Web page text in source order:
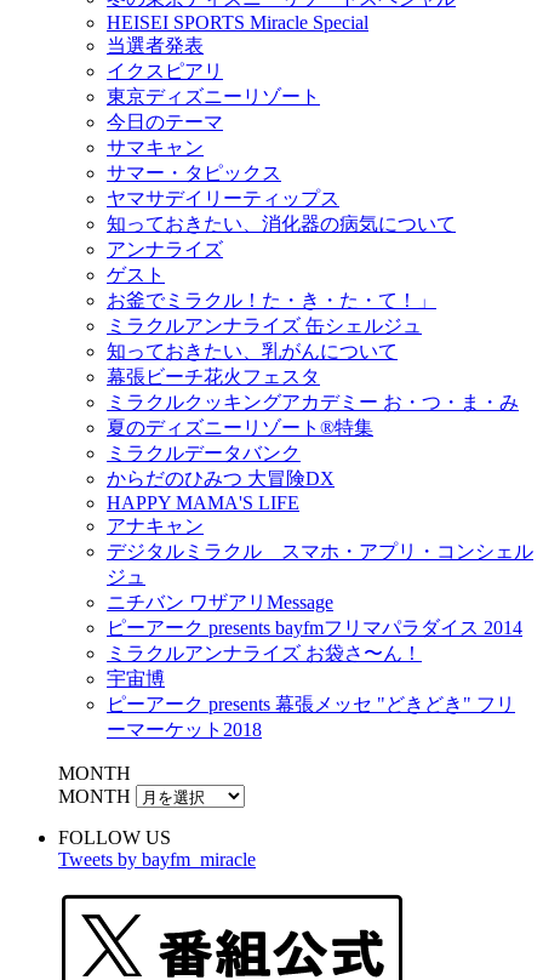
HEISEI SPORTS Miracle Special
当選者発表
イクスピアリ
東京ディズニーリゾート
今日のテーマ
サマキャン
サマー・タピックス
ヤマサデイリーティップス
知っておきたい、消化器の病気について
アンナライズ
ゲスト
お釜でミラクル！た・き・た・て！」
ミラクルアンナライズ 缶シェルジュ
知っておきたい、乳がんについて
幕張ビーチ花火フェスタ
ミラクルクッキングアカデミー お・つ・ま・み
夏のディズニーリゾート®特集
ミラクルデータバンク
からだのひみつ 大冒険DX
HAPPY MAMA'S LIFE
アナキャン
デジタルミラクル スマホ・アプリ・コンシェル
ジュ
ニチバン ワザアリMessage
ピーアーク presents bayfmフリマパラダイス 2014
ミラクルアンナライズ お袋さ〜ん！
宇宙博
ピーアーク presents 幕張メッセ "どきどき" フリ
ーマーケット2018
MONTH
MONTH
FOLLOW US
Tweets by bayfm_miracle